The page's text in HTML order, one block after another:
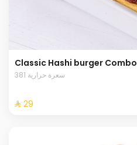
Classic Hashi burger Combo
381 سعرة حرارية
⁨⁦‪‬ 29⁩